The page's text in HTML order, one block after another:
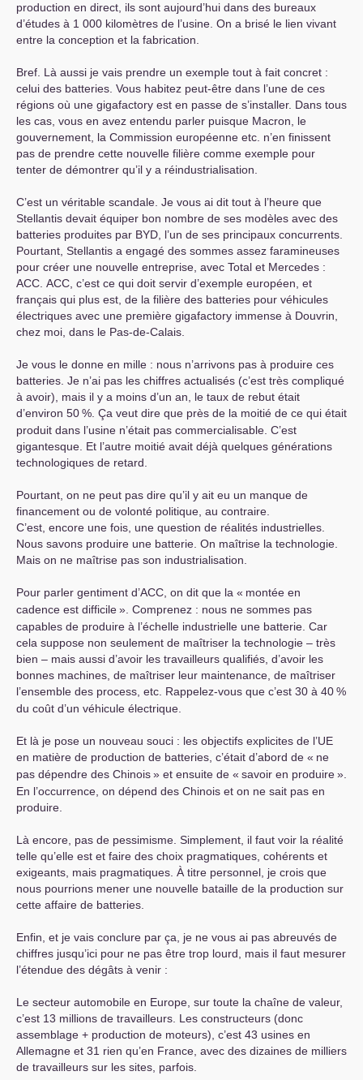
production en direct, ils sont aujourd’hui dans des bureaux
d’études à 1 000 kilomètres de l’usine. On a brisé le lien vivant
entre la conception et la fabrication.
Bref. Là aussi je vais prendre un exemple tout à fait concret :
celui des batteries. Vous habitez peut-être dans l’une de ces
régions où une gigafactory est en passe de s’installer. Dans tous
les cas, vous en avez entendu parler puisque Macron, le
gouvernement, la Commission européenne etc. n’en finissent
pas de prendre cette nouvelle filière comme exemple pour
tenter de démontrer qu’il y a réindustrialisation.
C’est un véritable scandale. Je vous ai dit tout à l’heure que
Stellantis devait équiper bon nombre de ses modèles avec des
batteries produites par BYD , l’un de ses principaux concurrents.
Pourtant, Stellantis a engagé des sommes assez faramineuses
pour créer une nouvelle entreprise, avec Total et Mercedes :
ACC ACC , c’est ce qui doit servir d’exemple européen, et
français qui plus est, de la filière des batteries pour véhicules
électriques avec une première gigafactory immense à Douvrin,
chez moi, dans le Pas-de-Calais.
Je vous le donne en mille : nous n’arrivons pas à produire ces
batteries. Je n’ai pas les chiffres actualisés (c’est très compliqué
à avoir), mais il y a moins d’un an, le taux de rebut était
d’environ 50%. Ça veut dire que près de la moitié de ce qui était
produit dans l’usine n’était pas commercialisable. C’est
gigantesque. Et l’autre moitié avait déjà quelques générations
technologiques de retard.
Pourtant, on ne peut pas dire qu’il y ait eu un manque de
financement ou de volonté politique, au contraire.
C’est, encore une fois, une question de réalités industrielles.
Nous savons produire une batterie. On maîtrise la technologie.
Mais on ne maîtrise pas son industrialisation.
Pour parler gentiment d’ACC , on dit que la « montée en
cadence est difficile». Comprenez : nous ne sommes pas
capables de produire à l’échelle industrielle une batterie. Car
cela suppose non seulement de maîtriser la technologie – très
bien – mais aussi d’avoir les travailleurs qualifiés, d’avoir les
bonnes machines, de maîtriser leur maintenance, de maîtriser
l’ensemble des process, etc. Rappelez-vous que c’est 30 à 40%
du coût d’un véhicule électrique.
Et là je pose un nouveau souci : les objectifs explicites de l’UE
en matière de production de batteries, c’était d’abord de « ne
pas dépendre des Chinois» et ensuite de « savoir en produire».
En l’occurrence, on dépend des Chinois et on ne sait pas en
produire.
Là encore, pas de pessimisme. Simplement, il faut voir la réalité
telle qu’elle est et faire des choix pragmatiques, cohérents et
exigeants, mais pragmatiques. À titre personnel, je crois que
nous pourrions mener une nouvelle bataille de la production sur
cette affaire de batteries.
Enfin, et je vais conclure par ça, je ne vous ai pas abreuvés de
chiffres jusqu’ici pour ne pas être trop lourd, mais il faut mesurer
l’étendue des dégâts à venir :
Le secteur automobile en Europe, sur toute la chaîne de valeur,
c’est 13 millions de travailleurs. Les constructeurs (donc
assemblage + production de moteurs), c’est 43 usines en
Allemagne et 31 rien qu’en France, avec des dizaines de milliers
de travailleurs sur les sites, parfois.